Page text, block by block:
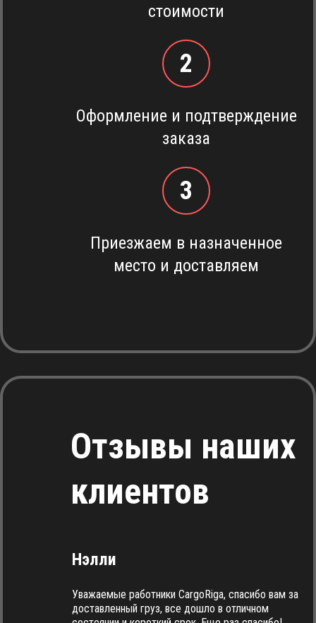
стоимости
2
Оформление и подтверждение
заказа
3
Приезжаем в назначенное
место и доставляем
Отзывы наших
клиентов
Нэлли
Уважаемые работники CargoRiga, спасибо вам за
доставленный груз, все дошло в отличном